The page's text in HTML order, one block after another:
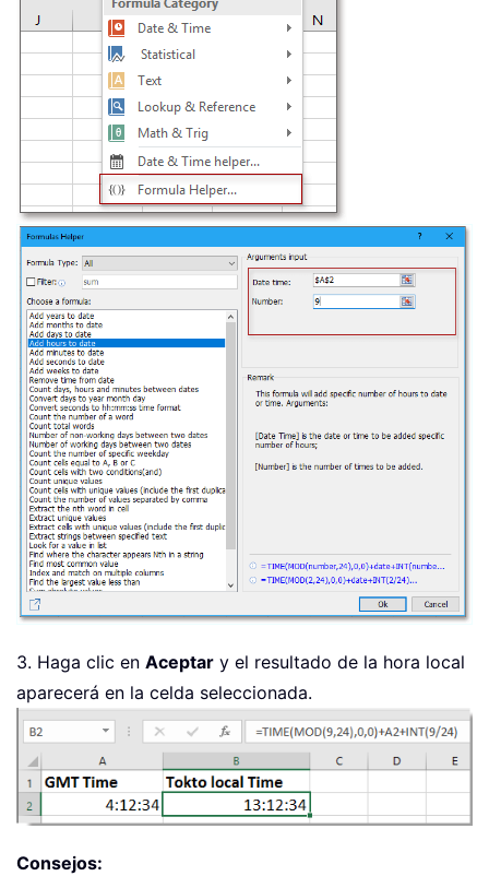
3. Haga clic en Aceptar y el resultado de la hora local
aparecerá en la celda seleccionada.
Consejos: